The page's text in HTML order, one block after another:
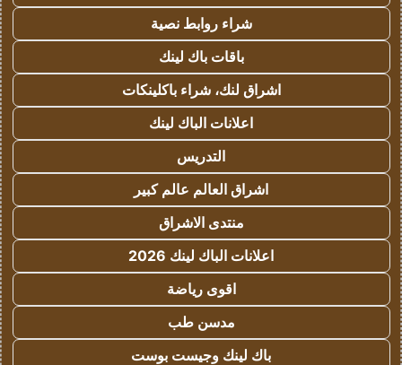
شراء روابط نصية
باقات باك لينك
اشراق لنك، شراء باكلينكات
اعلانات الباك لينك
التدريس
اشراق العالم عالم كبير
منتدى الاشراق
اعلانات الباك لينك 2026
اقوى رياضة
مدسن طب
باك لينك وجيست بوست